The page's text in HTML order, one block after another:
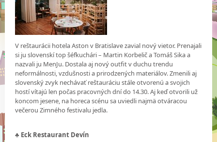
V reštaurácii hotela Aston v Bratislave zavial nový vietor. Prenajali
si ju slovenskí top šéfkuchári – Martin Korbelič a Tomáš Sika a
nazvali ju MenJu. Dostala aj nový outfit v duchu trendu
neformálnosti, vzdušnosti a prirodzených materiálov. Zmenili aj
slovenský zvyk nechávať reštauráciu stále otvorenú a svojich
hostí vítajú len počas pracovných dní do 14.30. Aj keď otvorili už
koncom jesene, na horeca scénu sa uviedli najmä otváracou
večerou Zimného festivalu jedla.
♣ Eck Restaurant Devín